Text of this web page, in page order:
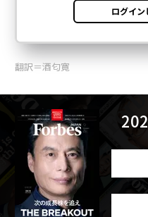
翻訳＝酒匂寛